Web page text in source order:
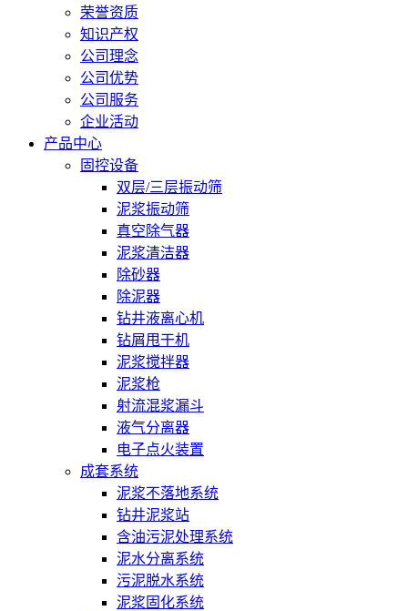
荣誉资质
知识产权
公司理念
公司优势
公司服务
企业活动
产品中心
固控设备
双层/三层振动筛
泥浆振动筛
真空除气器
泥浆清洁器
除砂器
除泥器
钻井液离心机
钻屑甩干机
泥浆搅拌器
泥浆枪
射流混浆漏斗
液气分离器
电子点火装置
成套系统
泥浆不落地系统
钻井泥浆站
含油污泥处理系统
泥水分离系统
污泥脱水系统
泥浆固化系统